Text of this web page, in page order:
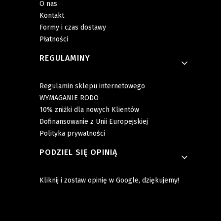
O nas
Kontakt
Formy i czas dostawy
Płatności
REGULAMINY
Regulamin sklepu internetowego
WYMAGANIE RODO
10% zniżki dla nowych Klientów
Dofinansowanie z Unii Europejskiej
Polityka prywatności
PODZIEL SIĘ OPINIĄ
Kliknij i zostaw opinię w Google, dziękujemy!